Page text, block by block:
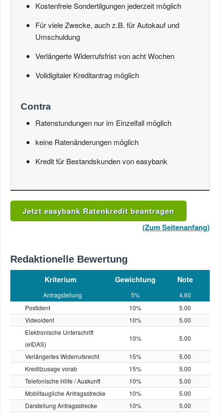
Kostenfreie Sondertilgungen jederzeit möglich
Für viele Zwecke, auch z.B. für Autokauf und
Umschuldung
Verlängerte Widerrufsfrist von acht Wochen
Volldigitaler Kreditantrag möglich
Contra
Ratenstundungen nur im Einzelfall möglich
keine Ratenänderungen möglich
Kredit für Bestandskunden von easybank
Jetzt easybank Ratenkredit beantragen
(Zum Seitenanfang)
Redaktionelle Bewertung
Kriterium Gewichtung Note
Antragstellung 5%
4.60
Postident
10%
5.00
Videoident
10%
5.00
Elektronische Unterschrift
(eIDAS)
10% 5.00
Verlängertes Widerrufsrecht 15%
5.00
Kreditzusage vorab
15%
5.00
Telefonische Hilfe / Auskunft
10%
5.00
Mobiltaugliche Antragsstrecke
10%
5.00
Darstellung Antragsstrecke
10%
5.00